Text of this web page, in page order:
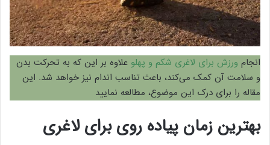
انجام ورزش برای لاغری شکم و پهلو علاوه بر این که به تحرکت بدن
و سلامت آن کمک می‌کند، باعث تناسب اندام نیز خواهد شد. این
مقاله را برای درک این موضوع، مطالعه نمایید
بهترین زمان پیاده روی برای لاغری